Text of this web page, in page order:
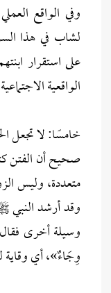
وفي الواقع
لشاب في هذا
على استقرار
الواقعية
خامسًا: لا تجعل
صحيح أن الفتن
متعددة، وليس
وقد أرشد النبي
وسيلة أخرى
وِجَاءٌ»، أي